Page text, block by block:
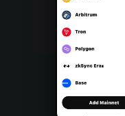
Bahasa Indonesia
Português (Brasil)
Español (Argentina)